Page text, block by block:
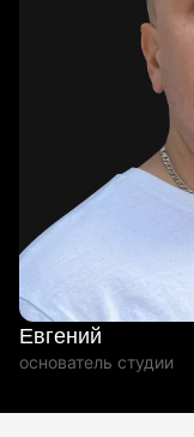
Евгений
основатель студии